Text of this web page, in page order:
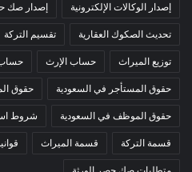
إصدار الوكالات الإلكترونية إصدار صك
تحديث الصكوك العقارية تقسيم التركة
توزيع الميراث حساب الإرث حساب
حقوق المستأجر في السعودية حقوق
حقوق الموظف في السعودية شروط
قسمة التركة قسمة الميراث